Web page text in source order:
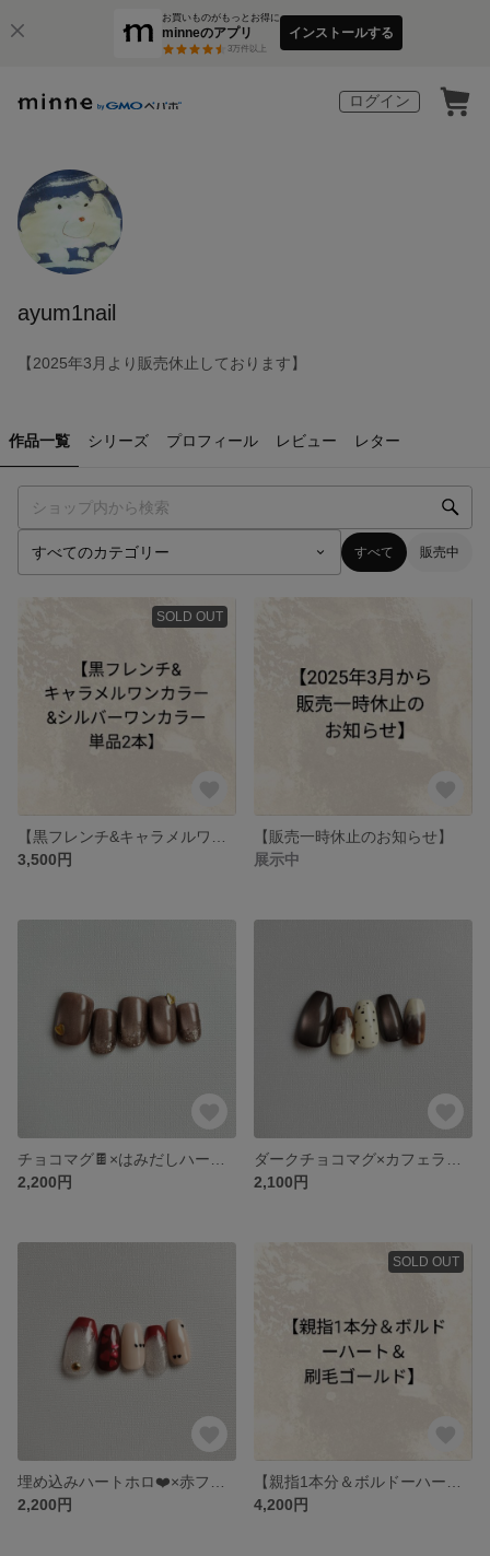
お買いものがもっとお得に
minneのアプリ
3万件以上
インストールする
ログイン
ayum1nail
【️2025年3月より販売休止しております】
作品一覧 シリーズ プロフィール レビュー レター
すべて 販売中
SOLD OUT
3,500円
【️販売一時休止のお知らせ】
展示中
2,200円
2,100円
2,200円
SOLD OUT
4,200円